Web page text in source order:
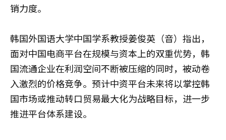
销力度。
韩国外国语大学中国学系教授姜俊英（音）指出，
面对中国电商平台在规模与资本上的双重优势，韩
国流通企业在利润空间不断被压缩的同时，被动卷
入激烈的价格竞争。预计中资平台未来将以掌控韩
国市场或推动转口贸易最大化为战略目标，进一步
推进平台体系建设。